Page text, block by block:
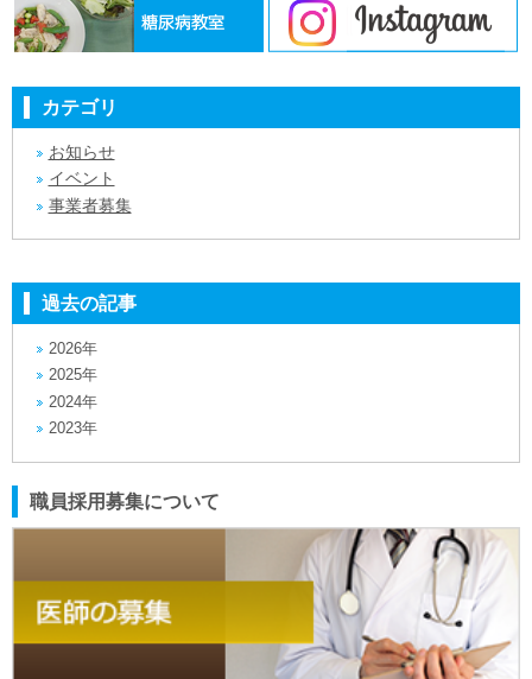
カテゴリ
お知らせ
イベント
事業者募集
過去の記事
2026年
2025年
2024年
2023年
職員採用募集について